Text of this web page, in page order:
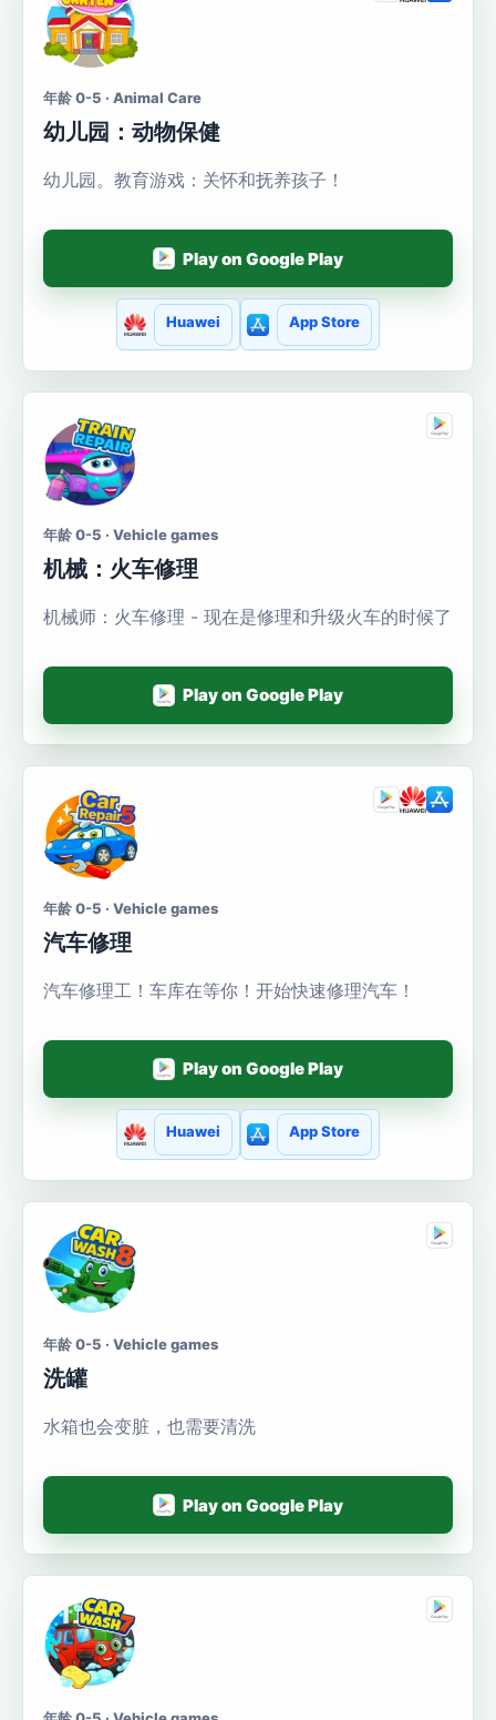
年龄 0-5 · Animal Care
幼儿园：动物保健
幼儿园。教育游戏：关怀和抚养孩子！
Play on Google Play
Huawei App Store
年龄 0-5 · Vehicle games
机械：火车修理
机械师：火车修理 - 现在是修理和升级火车的时候了
Play on Google Play
年龄 0-5 · Vehicle games
汽车修理
汽车修理工！车库在等你！开始快速修理汽车！
Play on Google Play
Huawei App Store
年龄 0-5 · Vehicle games
洗罐
水箱也会变脏，也需要清洗
Play on Google Play